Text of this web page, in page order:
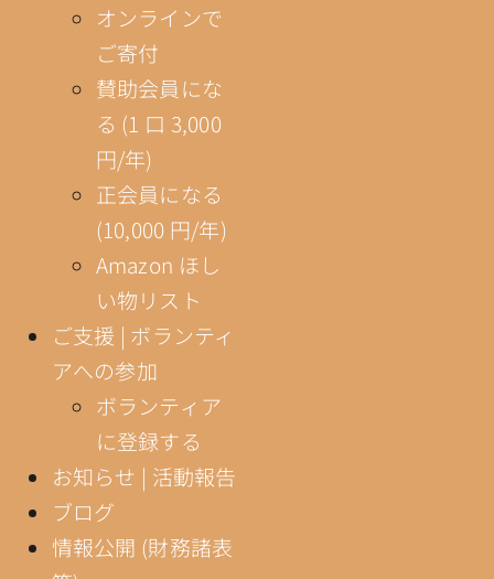
オンラインで
ご寄付
賛助会員にな
る (1 口 3,000
円/年)
正会員になる
(10,000 円/年)
Amazon ほし
い物リスト
ご支援 | ボランティ
アへの参加
ボランティア
に登録する
お知らせ | 活動報告
ブログ
情報公開 (財務諸表